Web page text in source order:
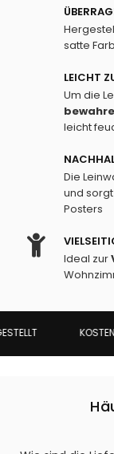
satte
LEICHT
Um die
leicht
Die
und
Posters
Ideal zur